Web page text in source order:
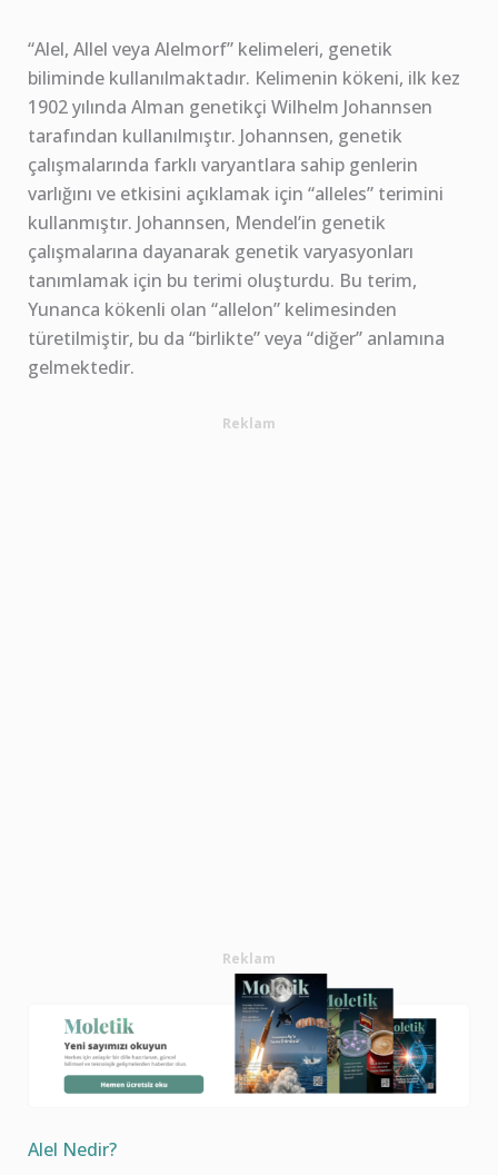
“Alel, Allel veya Alelmorf” kelimeleri, genetik
biliminde kullanılmaktadır. Kelimenin kökeni, ilk kez
1902 yılında Alman genetikçi Wilhelm Johannsen
tarafından kullanılmıştır. Johannsen, genetik
çalışmalarında farklı varyantlara sahip genlerin
varlığını ve etkisini açıklamak için “alleles” terimini
kullanmıştır. Johannsen, Mendel’in genetik
çalışmalarına dayanarak genetik varyasyonları
tanımlamak için bu terimi oluşturdu. Bu terim,
Yunanca kökenli olan “allelon” kelimesinden
türetilmiştir, bu da “birlikte” veya “diğer” anlamına
gelmektedir.
Reklam
Reklam
Alel Nedir?